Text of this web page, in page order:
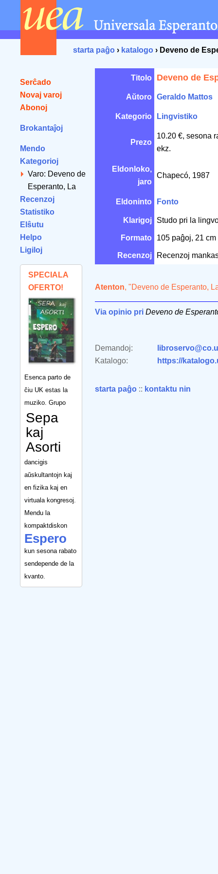
starta paĝo › katalogo › Deveno de
Serĉado
Novaj varoj
Abonoj
Brokantaĵoj
Mendo
Kategorioj
Varo: Deveno de
Esperanto, La
Recenzoj
Statistiko
Elŝutu
Helpo
Ligiloj
SPECIALA
OFERTO!
Esenca parto de
ĉiu UK estas la
muziko. Grupo
Sepa
kaj
Asorti
dancigis
aŭskultantojn kaj
en fizika kaj en
virtuala kongresoj.
Mendu la
kompaktdiskon
Espero
kun sesona rabato
sendepende de la
kvanto.
Titolo Deveno de
Aŭtoro Geraldo Mattos
Kategorio Lingvistiko
Prezo
10.20 €, sesona
ekz.
Eldonloko,
jaro
Chapecó, 1987
Eldoninto Fonto
Klarigoj Studo pri la
Formato 105 paĝoj, 21 cm
Recenzoj Recenzoj
Atenton, "Deveno de Esperanto,
Via opinio pri Deveno de
Demandoj:
Katalogo:
https://
starta paĝo :: kontaktu nin